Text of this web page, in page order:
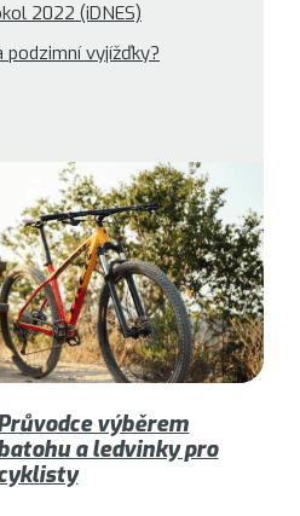
2022 (iDNES)
podzimní vyjížďky?
výběrem
a ledvinky pro